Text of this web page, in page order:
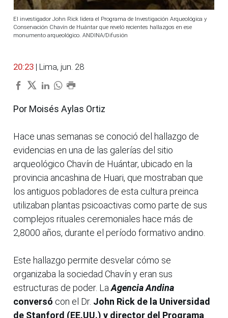
El investigador John Rick lidera el Programa de Investigación Arqueológica y
Conservación Chavín de Huántar que reveló recientes hallazgos en ese
monumento arqueológico. ANDINA/Difusión
20:23 | Lima, jun. 28
Por Moisés Aylas Ortiz
Hace unas semanas se conoció del hallazgo de
evidencias en una de las galerías del sitio
arqueológico Chavín de Huántar, ubicado en la
provincia ancashina de Huari, que mostraban que
los antiguos pobladores de esta cultura preinca
utilizaban plantas psicoactivas como parte de sus
complejos rituales ceremoniales hace más de
2,8000 años, durante el período formativo andino.
Este hallazgo permite desvelar cómo se
organizaba la sociedad Chavín y eran sus
estructuras de poder. LaAgencia Andina
conversó con el Dr. John Rick de la Universidad
de Stanford (EE.UU.) y director del Programa